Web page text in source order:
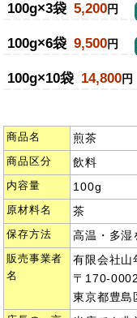
100g×3袋 5,200円
100g×6袋 9,500円
100g×10袋 14,800円
商品名 煎茶
商品区分 飲料
内容量 100g
原材料名 茶
保存方法 高温・多湿
販売事業者
名
有限会社山
〒170-0002
東京都豊島